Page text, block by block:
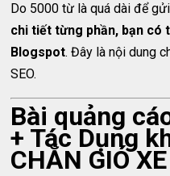
Do 5000 từ là quá dài để
chi tiết từng phần, bạn có
Blogspot. Đây là nội dung
SEO.
Bài quảng
+ Tác Dụng
CHẮN GIÓ